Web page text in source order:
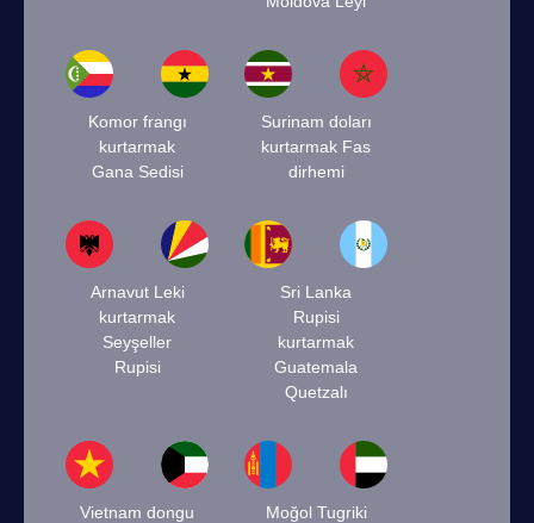
Komor frangı
kurtarmak
Gana Sedisi
Surinam doları
kurtarmak Fas
dirhemi
Arnavut Leki
kurtarmak
Seyşeller
Rupisi
Sri Lanka
Rupisi
kurtarmak
Guatemala
Quetzalı
Vietnam dongu
Moğol Tugriki